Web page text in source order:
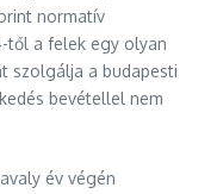
normatív
től a felek egy olyan
szolgálja a budapesti
bevétellel nem
év végén